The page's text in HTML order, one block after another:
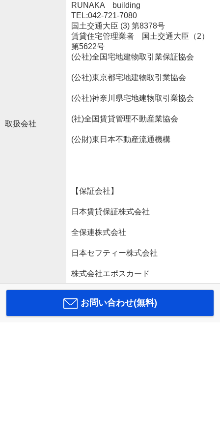
取扱会社
RUNAKA building
TEL:042-721-7080
国土交通大臣 (3) 第8378号
賃貸住宅管理業者 国土交通大臣（2）
第5622号
(公社)全国宅地建物取引業保証協会
(公社)東京都宅地建物取引業協会
(公社)神奈川県宅地建物取引業協会
(社)全国賃貸管理不動産業協会
(公財)東日本不動産流通機構
【保証会社】
日本賃貸保証株式会社
全保連株式会社
日本セフティー株式会社
株式会社エポスカード
お問い合わせ(無料)